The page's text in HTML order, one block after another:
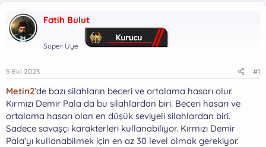
b
u
y
a
l
a
t
a
n
l
g
a
r
i
h
e
t
Fatih Bulut
Süper Üye
5 Eki 2023 #1
Metin2’de bazı silahların beceri ve ortalama hasarı olur.
Kırmızı Demir Pala da bu silahlardan biri. Beceri hasarı ve
ortalama hasarı olan en düşük seviyeli silahlardan biri.
Sadece savaşçı karakterleri kullanabiliyor. Kırmızı Demir
Pala’yı kullanabilmek için en az 30 level olmak gerekiyor.